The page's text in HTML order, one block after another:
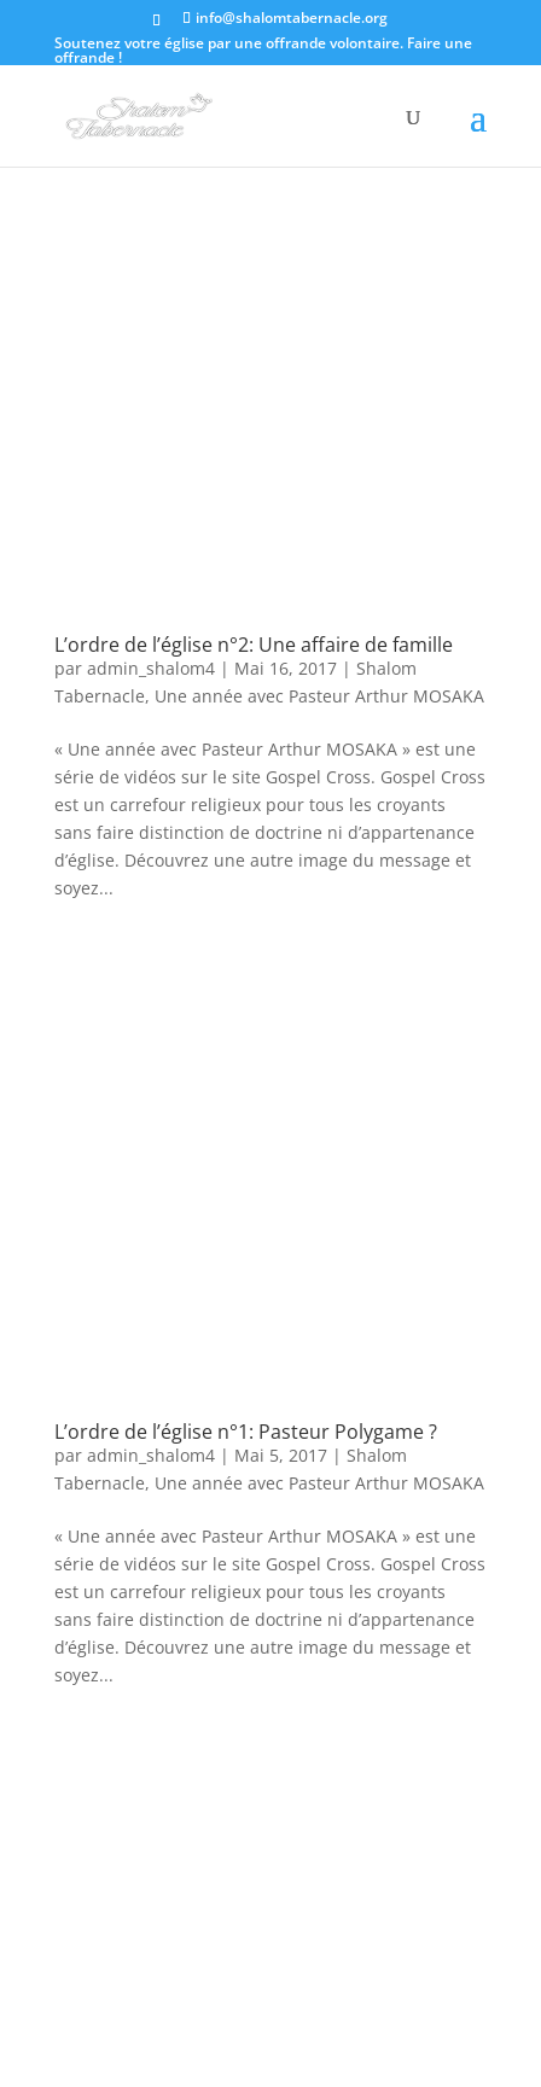
info@shalomtabernacle.org
Soutenez votre église par une offrande volontaire. Faire une
offrande !
L’ordre de l’église n°2: Une affaire de famille
par admin_shalom4| Mai 16, 2017| Shalom
Tabernacle, Une année avec Pasteur Arthur MOSAKA
« Une année avec Pasteur Arthur MOSAKA » est une
série de vidéos sur le site Gospel Cross. Gospel Cross
est un carrefour religieux pour tous les croyants
sans faire distinction de doctrine ni d’appartenance
d’église. Découvrez une autre image du message et
soyez...
L’ordre de l’église n°1: Pasteur Polygame ?
par admin_shalom4| Mai 5, 2017| Shalom
Tabernacle, Une année avec Pasteur Arthur MOSAKA
« Une année avec Pasteur Arthur MOSAKA » est une
série de vidéos sur le site Gospel Cross. Gospel Cross
est un carrefour religieux pour tous les croyants
sans faire distinction de doctrine ni d’appartenance
d’église. Découvrez une autre image du message et
soyez...